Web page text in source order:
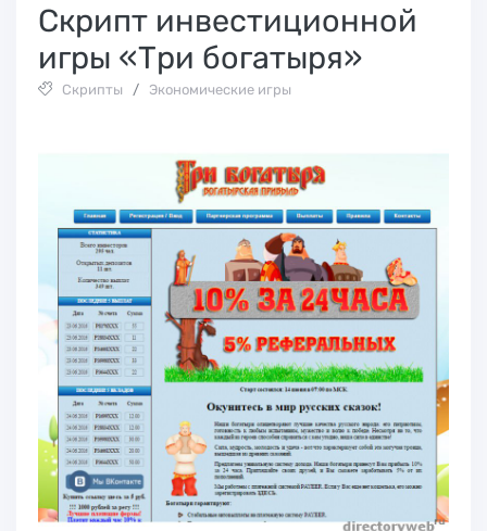
Cкрипт инвестиционной
игры «Три богатыря»
Скрипты / Экономические игры